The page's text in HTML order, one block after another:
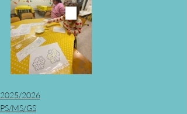
2025/2026
PS/MS/GS